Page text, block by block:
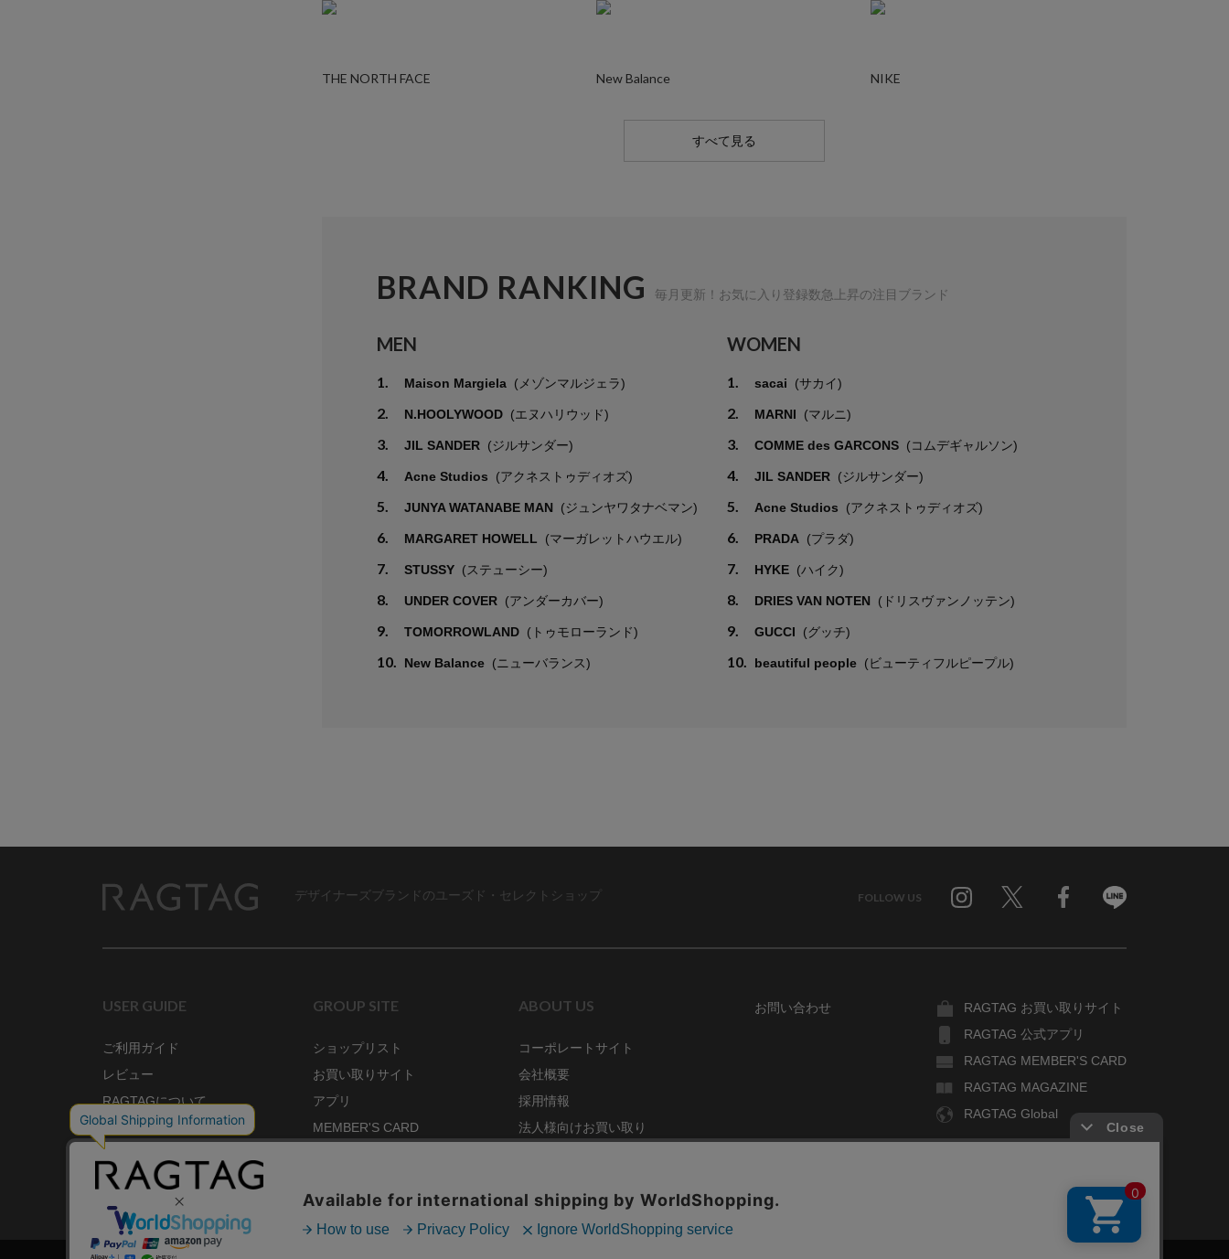
THE NORTH FACE New Balance NIKE
すべて見る
BRAND RANKING 毎月更新！お気に入り登録数急上昇の注目ブランド
MEN
1. Maison Margiela (メゾンマルジェラ)
2. N.HOOLYWOOD (エヌハリウッド)
3. JIL SANDER (ジルサンダー)
4. Acne Studios (アクネストゥディオズ)
5. JUNYA WATANABE MAN (ジュンヤワタナベマン)
6. MARGARET HOWELL (マーガレットハウエル)
7. STUSSY (ステューシー)
8. UNDER COVER (アンダーカバー)
9. TOMORROWLAND (トゥモローランド)
10. New Balance (ニューバランス)
WOMEN
1. sacai (サカイ)
2. MARNI (マルニ)
3. COMME des GARCONS (コムデギャルソン)
4. JIL SANDER (ジルサンダー)
5. Acne Studios (アクネストゥディオズ)
6. PRADA (プラダ)
7. HYKE (ハイク)
8. DRIES VAN NOTEN (ドリスヴァンノッテン)
9. GUCCI (グッチ)
10. beautiful people (ビューティフルピープル)
デザイナーズブランドのユーズド・セレクトショップ FOLLOW US
USER GUIDE
ご利用ガイド
レビュー
RAGTAGについて
ご利用規約
プライバシーポリシー
GROUP SITE
ショップリスト
お買い取りサイト
アプリ
MEMBER'S CARD
ABOUT US
コーポレートサイト
会社概要
採用情報
法人様向けお買い取り
お問い合わせ
RAGTAG お買い取りサイト
RAGTAG 公式アプリ
RAGTAG MEMBER'S CARD
RAGTAG MAGAZINE
RAGTAG Global